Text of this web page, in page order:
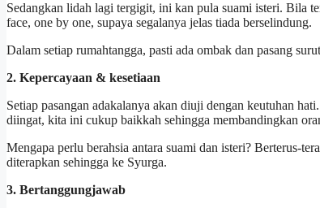
Sedangkan lidah lagi tergigit, ini kan pula suami isteri. Bila
face, one by one, supaya segalanya jelas tiada berselindung.
Dalam setiap rumahtangga, pasti ada ombak dan pasang
2. Kepercayaan & kesetiaan
Setiap pasangan adakalanya akan diuji dengan keutuhan
diingat, kita ini cukup baikkah sehingga membandingkan
Mengapa perlu berahsia antara suami dan isteri? Berterus-
diterapkan sehingga ke Syurga.
3. Bertanggungjawab